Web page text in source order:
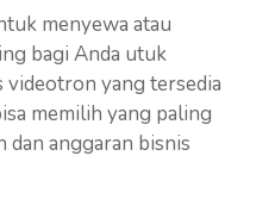
menyewa atau
bagi Anda utuk
videotron yang tersedia
memilih yang paling
dan anggaran bisnis